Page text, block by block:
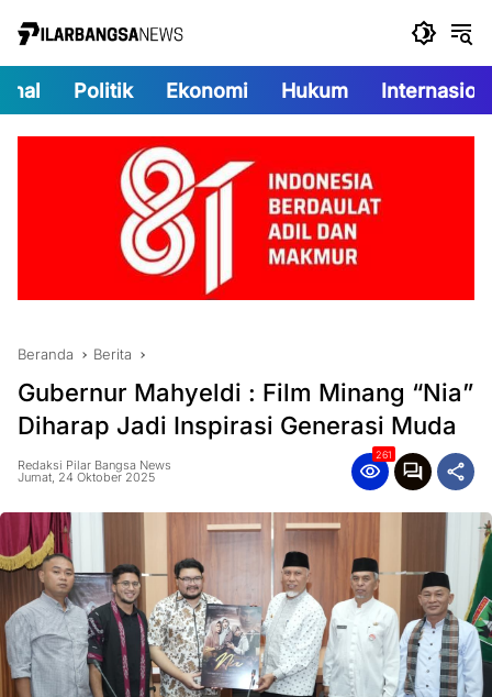
Politik Ekonomi Hukum
Beranda Berita
Gubernur Mahyeldi : Film Minang “Nia”
Diharap Jadi Inspirasi Generasi Muda
Redaksi Pilar Bangsa News
Jumat, 24 Oktober 2025
261